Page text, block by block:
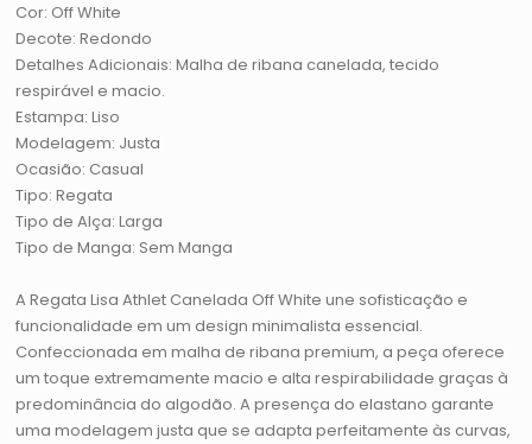
Cor: Off White
Decote: Redondo
Detalhes Adicionais: Malha de ribana canelada, tecido
respirável e macio.
Estampa: Liso
Modelagem: Justa
Ocasião: Casual
Tipo: Regata
Tipo de Alça: Larga
Tipo de Manga: Sem Manga
A Regata Lisa Athlet Canelada Off White une sofisticação e
funcionalidade em um design minimalista essencial.
Confeccionada em malha de ribana premium, a peça oferece
um toque extremamente macio e alta respirabilidade graças à
predominância do algodão. A presença do elastano garante
uma modelagem justa que se adapta perfeitamente às curvas,